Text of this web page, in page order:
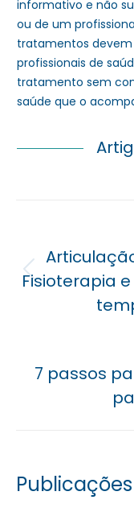
informativo e não
ou de um
tratamentos devem
profissionais de
tratamento sem
saúde que o
Fisioterapia
7 passos